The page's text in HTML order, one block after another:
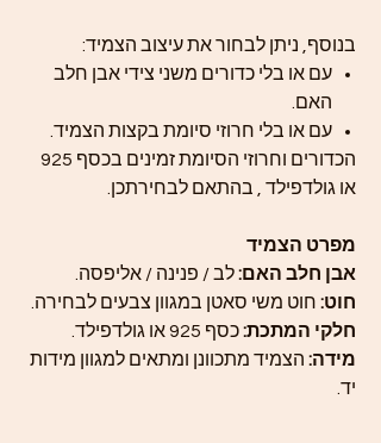
בנוסף, ניתן לבחור את עיצוב הצמיד:
עם או בלי כדורים משני צידי אבן חלב
האם.
עם או בלי חרוזי סיומת בקצות הצמיד.
הכדורים וחרוזי הסיומת זמינים בכסף 925
או גולדפילד , בהתאם לבחירתכן.
מפרט הצמיד
אבן חלב האם:לב / פנינה / אליפסה.
חוט: חוט משי סאטן במגוון צבעים לבחירה.
חלקי המתכת:כסף 925 או גולדפילד.
מידה: הצמיד מתכוונן ומתאים למגוון מידות
יד.